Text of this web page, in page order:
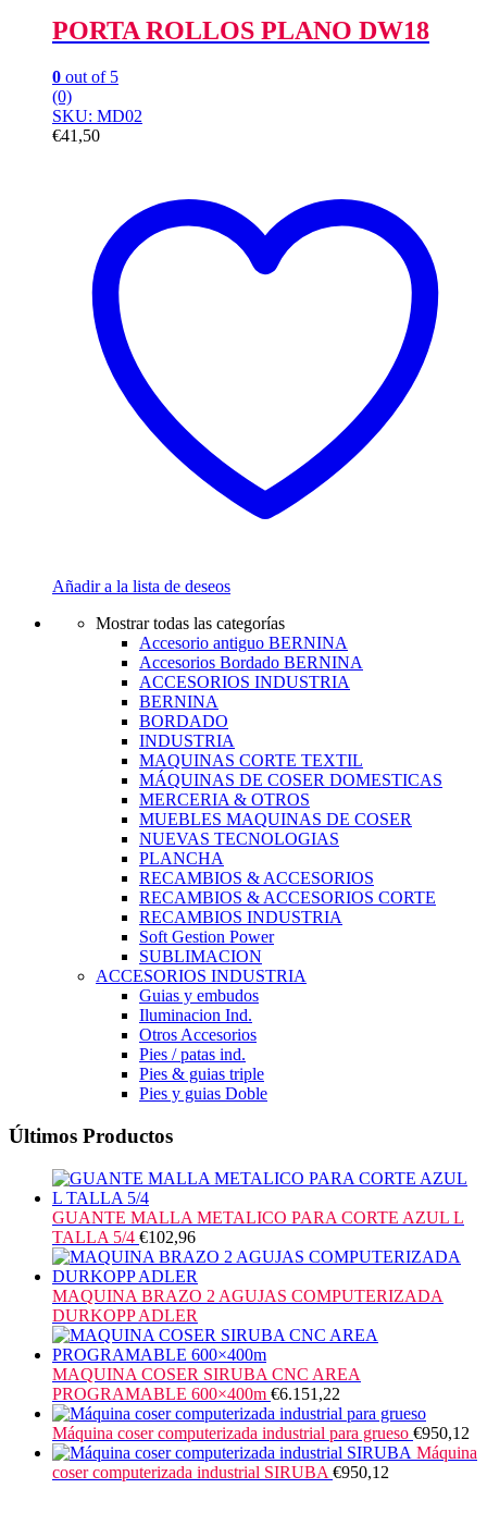
PORTA ROLLOS PLANO DW18
0 out of 5
(0)
SKU: MD02
€41,50
Añadir a la lista de deseos
Mostrar todas las categorías
Accesorio antiguo BERNINA
Accesorios Bordado BERNINA
ACCESORIOS INDUSTRIA
BERNINA
BORDADO
INDUSTRIA
MAQUINAS CORTE TEXTIL
MÁQUINAS DE COSER DOMESTICAS
MERCERIA & OTROS
MUEBLES MAQUINAS DE COSER
NUEVAS TECNOLOGIAS
PLANCHA
RECAMBIOS & ACCESORIOS
RECAMBIOS & ACCESORIOS CORTE
RECAMBIOS INDUSTRIA
Soft Gestion Power
SUBLIMACION
ACCESORIOS INDUSTRIA
Guias y embudos
Iluminacion Ind.
Otros Accesorios
Pies / patas ind.
Pies & guias triple
Pies y guias Doble
Últimos Productos
GUANTE MALLA METALICO PARA CORTE AZUL L
TALLA 5/4 €102,96
MAQUINA BRAZO 2 AGUJAS COMPUTERIZADA
DURKOPP ADLER
MAQUINA COSER SIRUBA CNC AREA
PROGRAMABLE 600×400m €6.151,22
Máquina coser computerizada industrial para grueso €950,12
Máquina
coser computerizada industrial SIRUBA €950,12